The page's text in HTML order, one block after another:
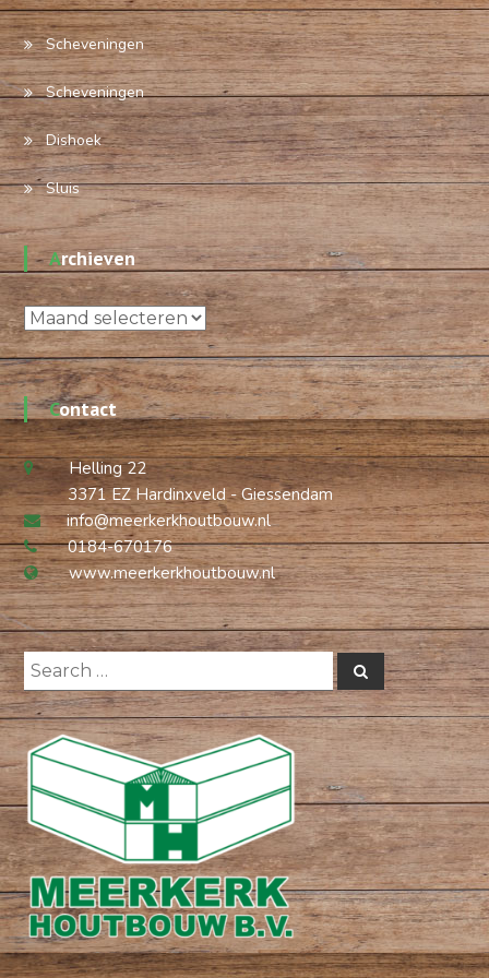
Scheveningen
Scheveningen
Dishoek
Sluis
Archieven
Archieven
Contact
Helling 22
3371 EZ Hardinxveld - Giessendam
info@meerkerkhoutbouw.nl
0184-670176
www.meerkerkhoutbouw.nl
Search
for:
Search